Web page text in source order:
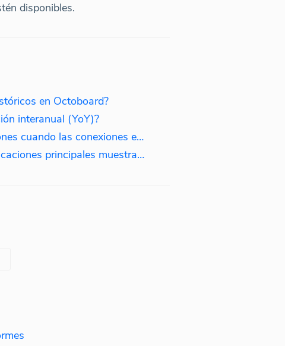
disponibles.
en Octoboard?
interanual (YoY)?
¿Cómo recibir notificaciones cuando las conexiones expiren?
Los widgets de las publicaciones principales muestran publicaciones antiguas. ¿Por qué?